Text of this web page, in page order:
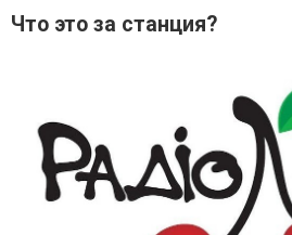
Что это за станция?